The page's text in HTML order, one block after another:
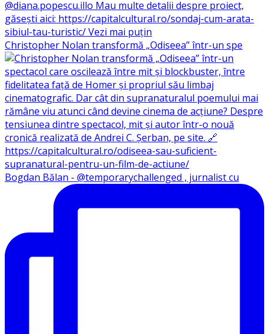
Christopher Nolan transformă „Odiseea” într-un spe
Bogdan Bălan - @temporarychallenged , jurnalist cu